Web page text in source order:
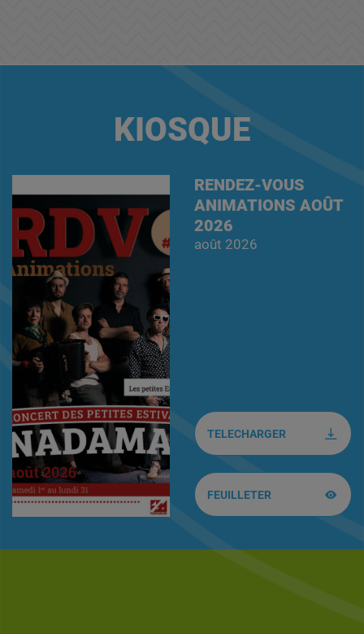
KIOSQUE
RENDEZ-VOUS
ANIMATIONS AOÛT
2026
août 2026
OUVRIR LE DOCUMENT
TELECHARGER
OUVRIR LE DOCUMENT VIA
FEUILLETER